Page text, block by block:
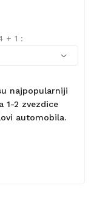
+ 1 :
najpopularniji
1-2 zvezdice
automobila.